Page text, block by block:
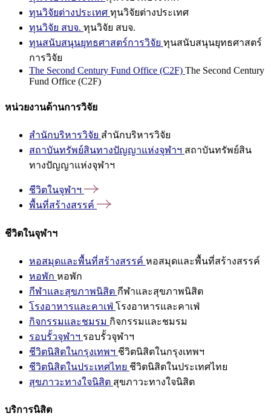
ทุนวิจัยต่างประเทศ ทุนวิจัยต่างประเทศ
ทุนวิจัย สบจ. ทุนวิจัย สบจ.
ทุนสนับสนุนยุทธศาสตร์การวิจัย ทุนสนับสนุนยุทธศาสตร์
การวิจัย
The Second Century Fund Office (C2F) The Second Century
Fund Office (C2F)
หน่วยงานด้านการวิจัย
สำนักบริหารวิจัย สำนักบริหารวิจัย
สถาบันทรัพย์สินทางปัญญาแห่งจุฬาฯ สถาบันทรัพย์สิน
ทางปัญญาแห่งจุฬาฯ
ชีวิตในจุฬาฯ
พื้นที่สร้างสรรค์
ชีวิตในจุฬาฯ
หอสมุดและพื้นที่สร้างสรรค์ หอสมุดและพื้นที่สร้างสรรค์
หอพัก หอพัก
กีฬาและสุขภาพนิสิต กีฬาและสุขภาพนิสิต
โรงอาหารและคาเฟ่ โรงอาหารและคาเฟ่
กิจกรรมและชมรม กิจกรรมและชมรม
รอบรั้วจุฬาฯ รอบรั้วจุฬาฯ
ชีวิตนิสิตในกรุงเทพฯ ชีวิตนิสิตในกรุงเทพฯ
ชีวิตนิสิตในประเทศไทย ชีวิตนิสิตในประเทศไทย
สุขภาวะทางใจนิสิต สุขภาวะทางใจนิสิต
บริการนิสิต